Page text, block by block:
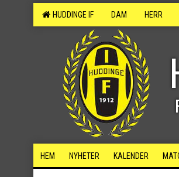
HUDDINGE IF DAM HERR
HEM NYHETER KALENDER